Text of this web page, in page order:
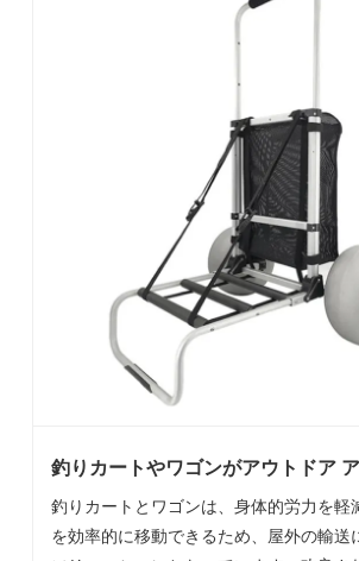
釣りカートやワゴンがアウトドア
釣りカートとワゴンは、身体的労力を軽
を効率的に移動できるため、屋外の輸送